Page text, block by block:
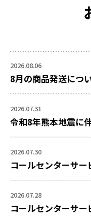
2026.08.06
8月の商品発送につ
2026.07.31
令和8年熊本地震に
2026.07.30
コールセンターサ
2026.07.28
コールセンターサ